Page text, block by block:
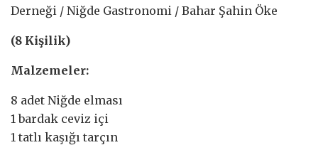
Derneği / Niğde Gastronomi / Bahar Şahin Öke
(8 Kişilik)
Malzemeler:
8 adet Niğde elması
1 bardak ceviz içi
1 tatlı kaşığı tarçın